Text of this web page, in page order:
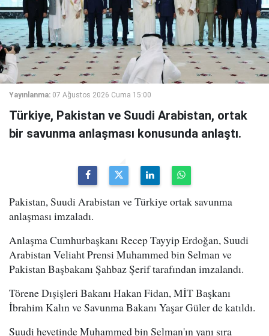
Yayınlanma: 07 Ağustos 2026 Cuma 15:00
Türkiye, Pakistan ve Suudi Arabistan, ortak
bir savunma anlaşması konusunda anlaştı.
Pakistan, Suudi Arabistan ve Türkiye ortak savunma
anlaşması imzaladı.
Anlaşma Cumhurbaşkanı Recep Tayyip Erdoğan, Suudi
Arabistan Veliaht Prensi Muhammed bin Selman ve
Pakistan Başbakanı Şahbaz Şerif tarafından imzalandı.
Törene Dışişleri Bakanı Hakan Fidan, MİT Başkanı
İbrahim Kalın ve Savunma Bakanı Yaşar Güler de katıldı.
Suudi heyetinde Muhammed bin Selman'ın yanı sıra